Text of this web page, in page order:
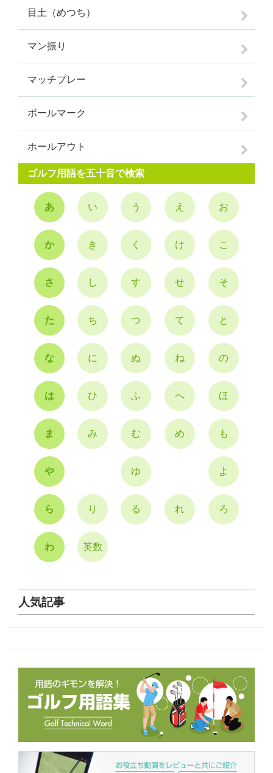
目土（めつち）
マン振り
マッチプレー
ボールマーク
ホールアウト
ゴルフ用語を五十音で検索
あ い う え お
か き く け こ
さ し す せ そ
た ち つ て と
な に ぬ ね の
は ひ ふ へ ほ
ま み む め も
や ゆ よ
ら り る れ ろ
わ 英数
人気記事